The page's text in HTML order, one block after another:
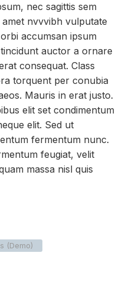
nec sagittis sem
amet nvvvibh vulputate
accumsan ipsum
auctor a ornare
consequat. Class
torquent per conubia
Mauris in erat justo.
elit set condimentum
elit. Sed ut
fermentum nunc.
feugiat, velit
massa nisl quis
(Demo)